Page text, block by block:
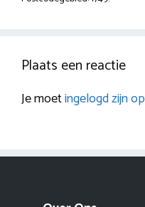
Plaats een reactie
Je moetingelogd zijn op